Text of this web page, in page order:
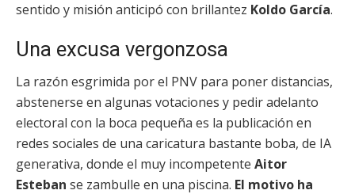
sentido y misión anticipó con brillantez Koldo García.
Una excusa vergonzosa
La razón esgrimida por el PNV para poner distancias,
abstenerse en algunas votaciones y pedir adelanto
electoral con la boca pequeña es la publicación en
redes sociales de una caricatura bastante boba, de IA
generativa, donde el muy incompetente Aitor
Esteban se zambulle en una piscina. El motivo ha